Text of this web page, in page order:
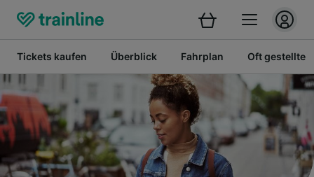
Tickets kaufen Überblick Fahrplan Oft gestellte